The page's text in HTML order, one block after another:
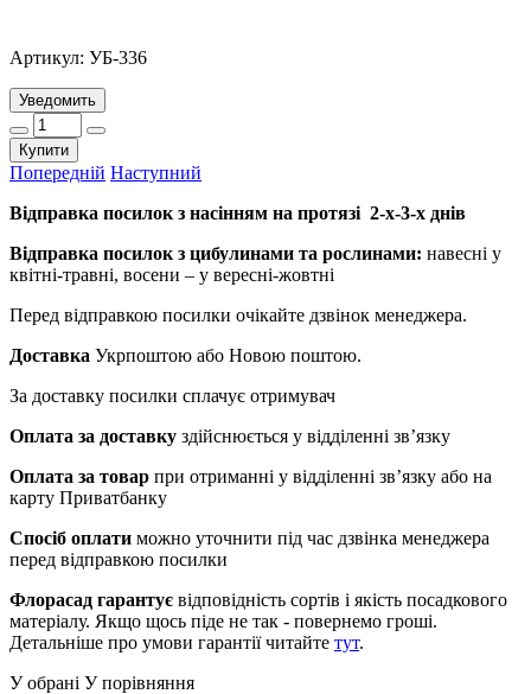
Артикул: УБ-336
Уведомить
Купити
Попередній Наступний
Відправка посилок з насінням на протязі 2-х-3-х днів
Відправка посилок з цибулинами та рослинами: навесні у
квітні-травні, восени – у вересні-жовтні
Перед відправкою посилки очікайте дзвінок менеджера.
Доставка Укрпоштою або Новою поштою.
За доставку посилки сплачує отримувач
Оплата за доставку здійснюється у відділенні зв’язку
Оплата за товар при отриманні у відділенні зв’язку або на
карту Приватбанку
Спосіб оплати можно уточнити під час дзвінка менеджера
перед відправкою посилки
Флорасад гарантує відповідність сортів і якість посадкового
матеріалу. Якщо щось піде не так - повернемо гроші.
Детальніше про умови гарантії читайте тут.
У обрані У порівняння